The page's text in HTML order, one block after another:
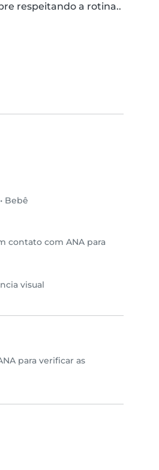
respeitando a rotina..
• Bebê
contato com ANA para
visual
para verificar as